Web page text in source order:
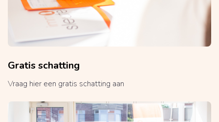
Gratis schatting
Vraag hier een gratis schatting aan